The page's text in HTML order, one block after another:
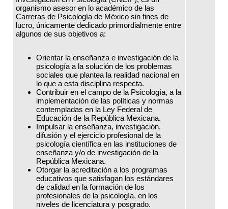
organismo asesor en lo académico de las
Carreras de Psicología de México sin fines de
lucro, únicamente dedicado primordialmente entre
algunos de sus objetivos a:
Orientar la enseñanza e investigación de la
psicología a la solución de los problemas
sociales que plantea la realidad nacional en
lo que a esta disciplina respecta.
Contribuir en el campo de la Psicología, a la
implementación de las políticas y normas
contempladas en la Ley Federal de
Educación de la República Mexicana.
Impulsar la enseñanza, investigación,
difusión y el ejercicio profesional de la
psicología científica en las instituciones de
enseñanza y/o de investigación de la
República Mexicana.
Otorgar la acreditación a los programas
educativos que satisfagan los estándares
de calidad en la formación de los
profesionales de la psicología, en los
niveles de licenciatura y posgrado.